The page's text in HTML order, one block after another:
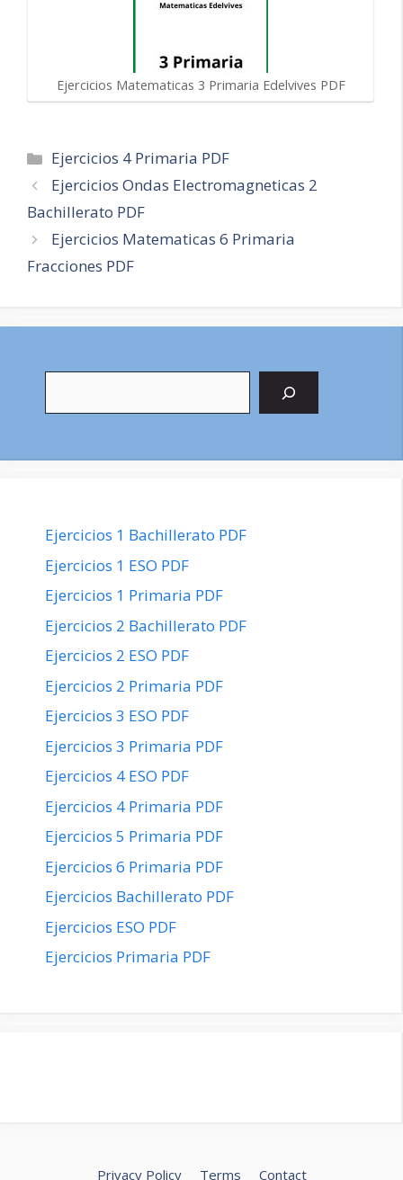
Ejercicios Matematicas 3 Primaria Edelvives PDF
Categorías
Ejercicios 4 Primaria PDF
Navegación
de
Ejercicios Ondas Electromagneticas 2
Bachillerato PDF
Ejercicios Matematicas 6 Primaria
Fracciones PDF
Ejercicios 1 Bachillerato PDF
Ejercicios 1 ESO PDF
Ejercicios 1 Primaria PDF
Ejercicios 2 Bachillerato PDF
Ejercicios 2 ESO PDF
Ejercicios 2 Primaria PDF
Ejercicios 3 ESO PDF
Ejercicios 3 Primaria PDF
Ejercicios 4 ESO PDF
Ejercicios 4 Primaria PDF
Ejercicios 5 Primaria PDF
Ejercicios 6 Primaria PDF
Ejercicios Bachillerato PDF
Ejercicios ESO PDF
Ejercicios Primaria PDF
Privacy Policy Terms Contact